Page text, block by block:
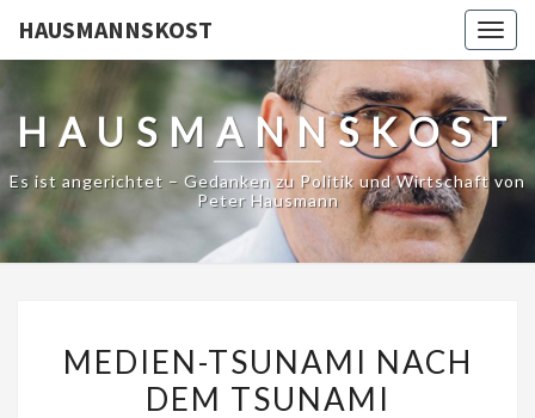
HAUSMANNSKOST
HAUSMANNSKOST
Es ist angerichtet – Gedanken zu Politik und Wirtschaft von
Peter Hausmann
TSUNAMI
NACH
MEDIEN-TSUNAMI NACH
DEM TSUNAMI